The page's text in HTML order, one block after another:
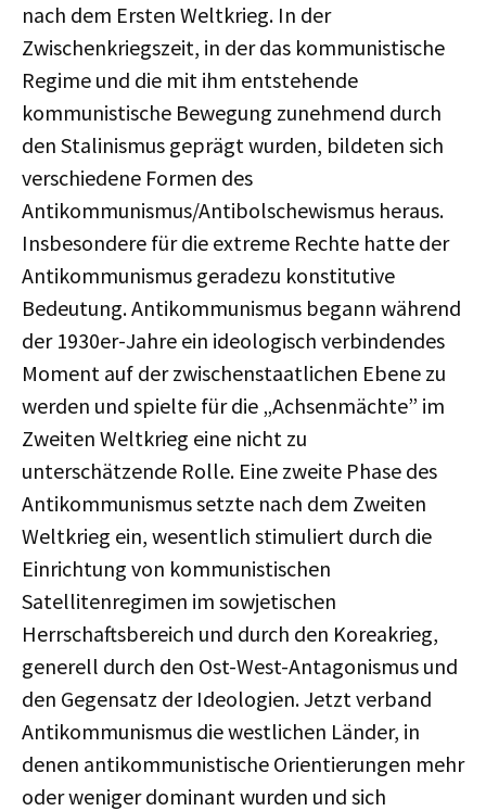
nach dem Ersten Weltkrieg. In der
Zwischenkriegszeit, in der das kommunistische
Regime und die mit ihm entstehende
kommunistische Bewegung zunehmend durch
den Stalinismus geprägt wurden, bildeten sich
verschiedene Formen des
Antikommunismus/Antibolschewismus heraus.
Insbesondere für die extreme Rechte hatte der
Antikommunismus geradezu konstitutive
Bedeutung. Antikommunismus begann während
der 1930er-Jahre ein ideologisch verbindendes
Moment auf der zwischenstaatlichen Ebene zu
werden und spielte für die „Achsenmächte” im
Zweiten Weltkrieg eine nicht zu
unterschätzende Rolle. Eine zweite Phase des
Antikommunismus setzte nach dem Zweiten
Weltkrieg ein, wesentlich stimuliert durch die
Einrichtung von kommunistischen
Satellitenregimen im sowjetischen
Herrschaftsbereich und durch den Koreakrieg,
generell durch den Ost-West-Antagonismus und
den Gegensatz der Ideologien. Jetzt verband
Antikommunismus die westlichen Länder, in
denen antikommunistische Orientierungen mehr
oder weniger dominant wurden und sich